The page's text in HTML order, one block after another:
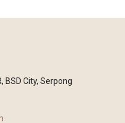
BSD City, Serpong